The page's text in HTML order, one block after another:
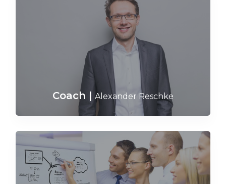
Coach | Alexander Reschke